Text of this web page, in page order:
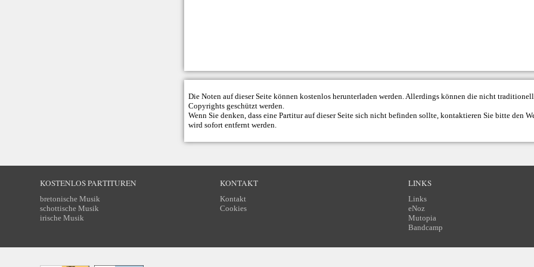
Die Noten auf dieser Seite können kostenlos herunterladen werden. Allerdings können die nicht
Copyrights geschützt werden.
Wenn Sie denken, dass eine Partitur auf dieser Seite sich nicht befinden sollte, kontaktieren Sie bitte den
wird sofort entfernt werden.
KOSTENLOS PARTITUREN
bretonische Musik
schottische Musik
irische Musik
KONTAKT
Kontakt
Cookies
LINKS
Links
eNoz
Mutopia
Bandcamp